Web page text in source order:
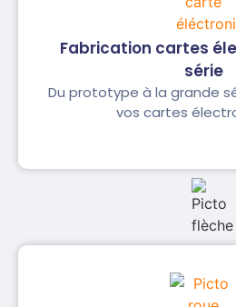
Fabrication cartes
série​
Du prototype à la grande
vos cartes